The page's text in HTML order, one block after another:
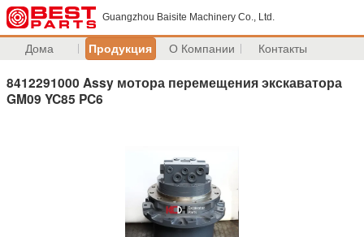
Guangzhou Baisite Machinery Co., Ltd.
Дома Продукция О Компании Контакты
8412291000 Assy мотора перемещения экскаватора
GM09 YC85 PC6